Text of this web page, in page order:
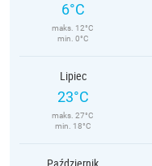
6°C
maks. 12°C
min. 0°C
Lipiec
23°C
maks. 27°C
min. 18°C